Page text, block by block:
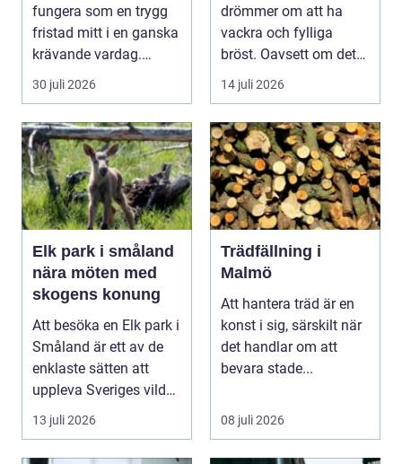
fungera som en trygg
fristad mitt i en ganska
krävande vardag.
Skola, sociala med...
30 juli 2026
drömmer om att ha
vackra och fylliga
bröst. Oavsett om det
är f&o...
14 juli 2026
Elk park i småland
nära möten med
skogens konung
Att besöka en Elk park i
Småland är ett av de
enklaste sätten att
uppleva Sveriges vilda
hjärta på n...
13 juli 2026
Trädfällning i
Malmö
Att hantera träd är en
konst i sig, särskilt när
det handlar om att
bevara stade...
08 juli 2026